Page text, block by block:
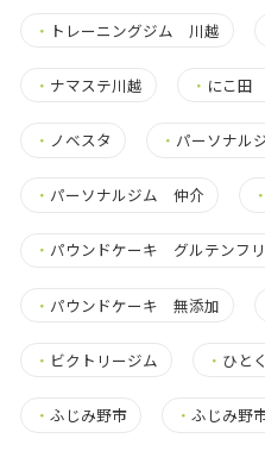
・ トレーニングジム 川越
・ ナマステ川越 ・ にこ
・ ノベスタ ・ パーソナル
・ パーソナルジム 仲介 ・
・ パウンドケーキ グルテンフ
・ パウンドケーキ 無添加
・ ビクトリージム ・ ひと
・ ふじみ野市 ・ふじみ野